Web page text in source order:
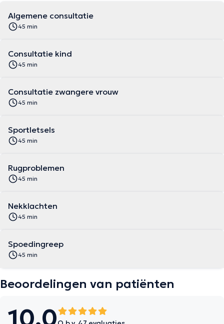
Algemene consultatie
45 min
Consultatie kind
45 min
Consultatie zwangere vrouw
45 min
Sportletsels
45 min
Rugproblemen
45 min
Nekklachten
45 min
Spoedingreep
45 min
Beoordelingen van patiënten
10.0